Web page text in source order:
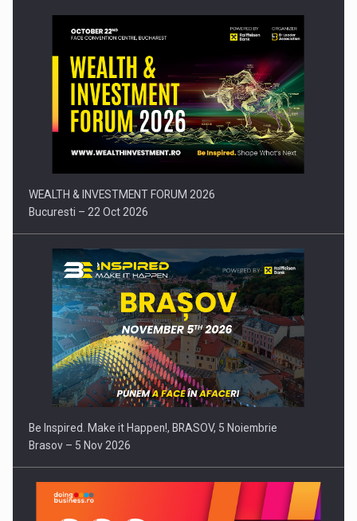
Comunicat de presa: Joburile part-time reincep sa intre pe…
WEALTH & INVESTMENT FORUM 2026
Bucuresti – 22 Oct 2026
Be Inspired. Make it Happen!, BRASOV, 5 Noiembrie
Brasov – 5 Nov 2026